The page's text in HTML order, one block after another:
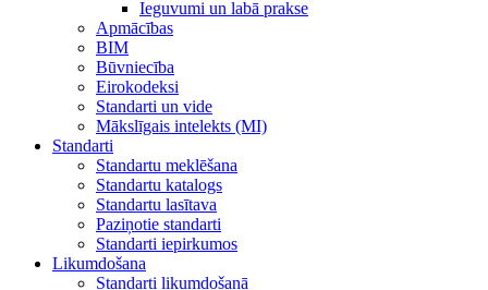
Ieguvumi un labā prakse
Apmācības
BIM
Būvniecība
Eirokodeksi
Standarti un vide
Mākslīgais intelekts (MI)
Standarti
Standartu meklēšana
Standartu katalogs
Standartu lasītava
Paziņotie standarti
Standarti iepirkumos
Likumdošana
Standarti likumdošanā